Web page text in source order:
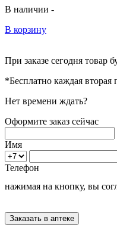
В наличии -
В корзину
При заказе сегодня товар
*Бесплатно каждая вторая
Нет времени ждать?
Оформите заказ сейчас
Имя
Телефон
нажимая на кнопку, вы